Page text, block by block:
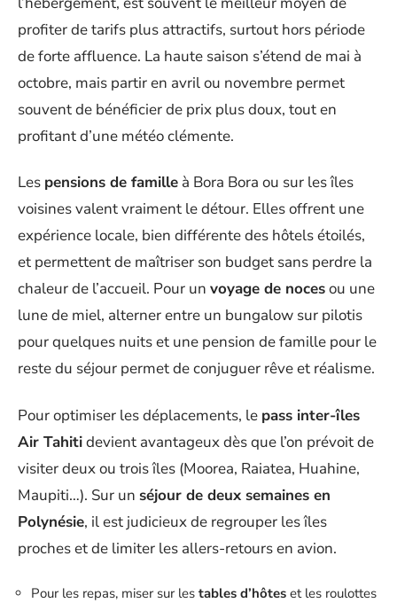
profiter de tarifs plus attractifs, surtout hors période
de forte affluence. La haute saison s’étend de mai à
octobre, mais partir en avril ou novembre permet
souvent de bénéficier de prix plus doux, tout en
profitant d’une météo clémente.
Les pensions de famille à Bora Bora ou sur les îles
voisines valent vraiment le détour. Elles offrent une
expérience locale, bien différente des hôtels étoilés,
et permettent de maîtriser son budget sans perdre la
chaleur de l’accueil. Pour un voyage de nocesou une
lune de miel, alterner entre un bungalow sur pilotis
pour quelques nuits et une pension de famille pour le
reste du séjour permet de conjuguer rêve et réalisme.
Pour optimiser les déplacements, le pass inter-îles
Air Tahitidevient avantageux dès que l’on prévoit de
visiter deux ou trois îles (Moorea, Raiatea, Huahine,
Maupiti…). Sur un séjour de deux semaines en
Polynésie, il est judicieux de regrouper les îles
proches et de limiter les allers-retours en avion.
Pour les repas, miser sur les tables d’hôtes et les roulottes